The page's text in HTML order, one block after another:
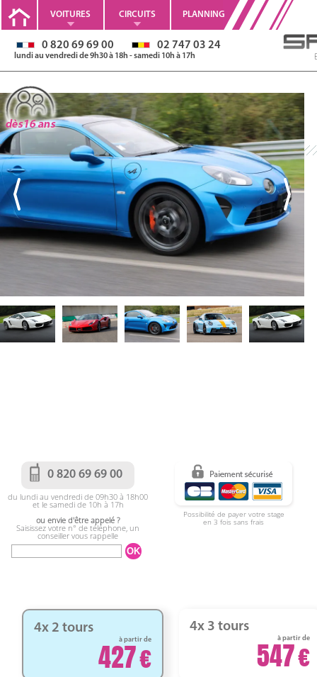
VOITURES CIRCUITS PLANNING
0 820 69 69 00 02 747 03 24
lundi au vendredi de 9h30 à 18h - samedi 10h à 17h
0 820 69 69 00
du lundi au vendredi de 09h30 à 18h00
et le samedi de 10h à 17h
ou envie d'être appelé ?
Saisissez votre n° de téléphone, un
conseiller vous rappelle
Possibilité de payer votre stage
en 3 fois sans frais
4x 2 tours
à partir de
427
4x 3 tours
à partir de
547